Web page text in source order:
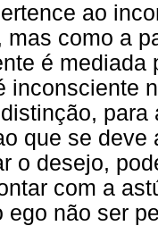
ao
mas como a
é mediada
inconsciente
que se
o desejo,
com a
ego não ser